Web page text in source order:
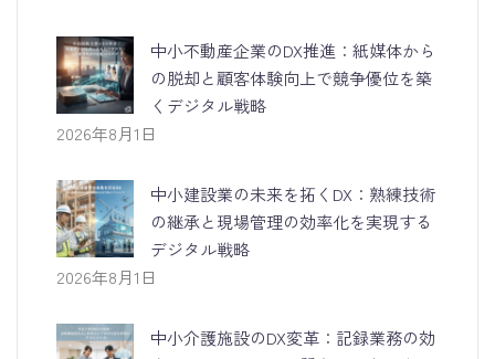
中小不動産企業のDX推進：紙媒体から
の脱却と顧客体験向上で競争優位を築
くデジタル戦略
2026年8月1日
中小建設業の未来を拓くDX：熟練技術
の継承と現場管理の効率化を実現する
デジタル戦略
2026年8月1日
中小介護施設のDX変革：記録業務の効